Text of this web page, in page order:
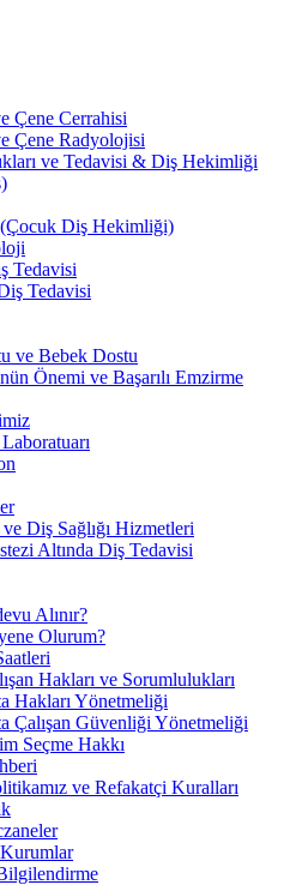
Çene Cerrahisi
Çene Radyolojisi
ve Tedavisi & Diş Hekimliği
Diş Hekimliği)
Tedavisi
Tedavisi
ve Bebek Dostu
Önemi ve Başarılı Emzirme
Diş Sağlığı Hizmetleri
Altında Diş Tedavisi
Alınır?
Olurum?
Hakları ve Sorumlulukları
Hakları Yönetmeliği
Çalışan Güvenliği Yönetmeliği
Seçme Hakkı
ve Refakatçi Kuralları